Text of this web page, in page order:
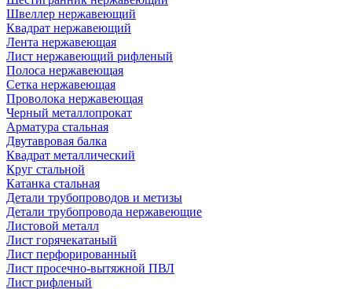
Швеллер нержавеющий
Квадрат нержавеющий
Лента нержавеющая
Лист нержавеющий рифленый
Полоса нержавеющая
Сетка нержавеющая
Проволока нержавеющая
Черный металлопрокат
Арматура стальная
Двутавровая балка
Квадрат металлический
Круг стальной
Катанка стальная
Детали трубопроводов и метизы
Детали трубопровода нержавеющие
Листовой металл
Лист горячекатаный
Лист перфорированный
Лист просечно-вытяжной ПВЛ
Лист рифленый